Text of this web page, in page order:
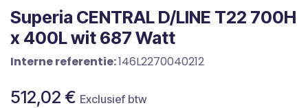
Superia CENTRAL D/LINE T22 700H
x 400L wit 687 Watt
Interne referentie:146L2270040212
512,02 € Exclusief btw